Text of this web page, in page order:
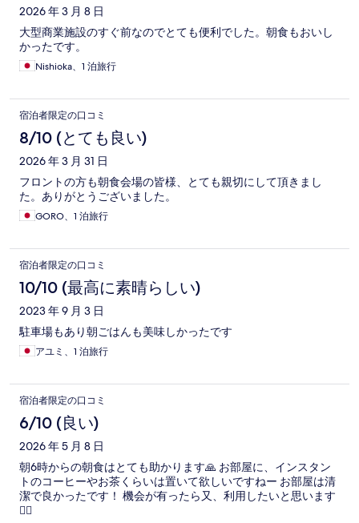
ミ
2026 年 3 月 8 日
大型商業施設のすぐ前なのでとても便利でした。朝食もおいし
かったです。
Nishioka、1 泊旅行
宿泊者限定の口コミ
8/10 (とても良い)
2026 年 3 月 31 日
フロントの方も朝食会場の皆様、とても親切にして頂きまし
た。ありがとうございました。
GORO、1 泊旅行
宿泊者限定の口コミ
10/10 (最高に素晴らしい)
2023 年 9 月 3 日
駐車場もあり朝ごはんも美味しかったです
アユミ、1 泊旅行
宿泊者限定の口コミ
6/10 (良い)
2026 年 5 月 8 日
朝6時からの朝食はとても助かります🙏 お部屋に、インスタン
トのコーヒーやお茶くらいは置いて欲しいですねー お部屋は清
潔で良かったです！ 機会が有ったら又、利用したいと思います
🙇‍♀️